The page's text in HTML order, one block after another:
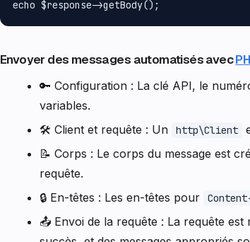
Envoyer des messages automatisés avec
🔑 Configuration : La clé API, le
variables.
🛠️ Client et requête : Un
http\Client
📝 Corps : Le corps du message est
requête.
🔒 En-têtes : Les en-têtes pour
📤 Envoi de la requête : La requête